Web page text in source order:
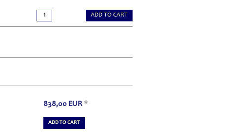
ADD TO CART
838,00 EUR *
ADD TO CART